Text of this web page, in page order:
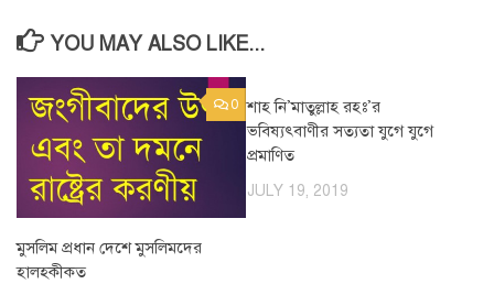
YOU MAY ALSO LIKE...
0
মুসলিম প্রধান দেশে মুসলিমদের
হালহকীকত
শাহ নি’মাতুল্লাহ রহঃ’র
ভবিষ্যৎবাণীর সত্যতা যুগে যুগে
প্রমাণিত
JULY 19, 2019